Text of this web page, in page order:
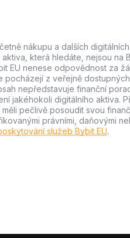
nákupu a dalších
která hledáte, nejsou na
EU nenese odpovědnost za
pocházejí z veřejně
nepředstavuje finanční
jakéhokoli digitálního aktiva.
pečlivě posoudit svou
právními, daňovými
služeb Bybit EU.